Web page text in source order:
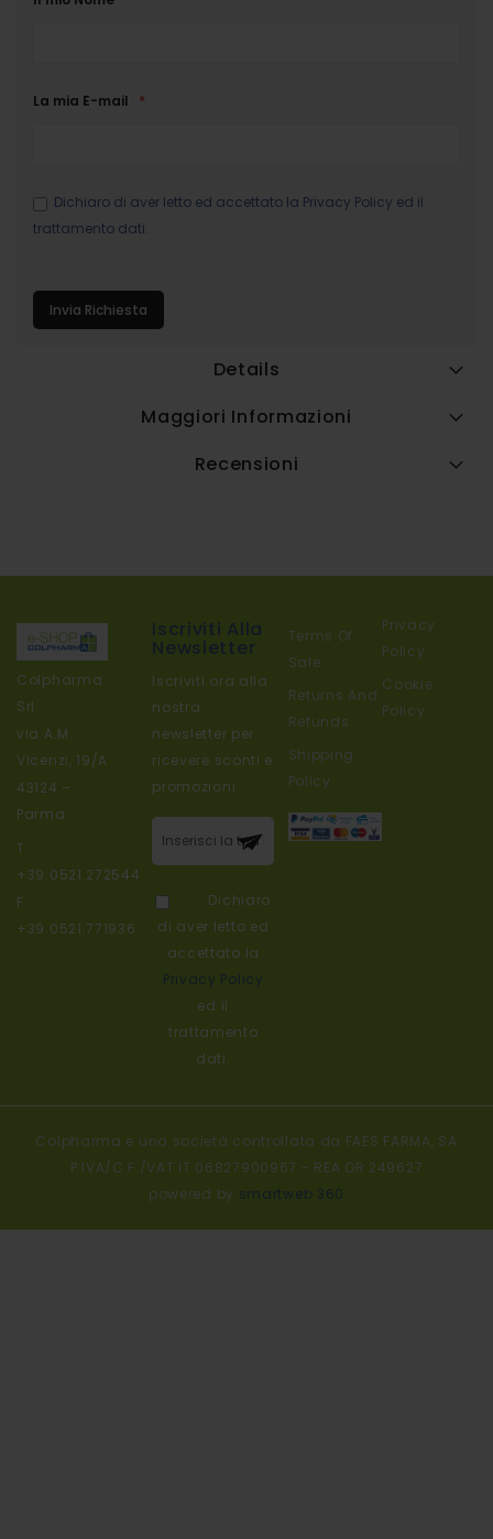
La mia E-mail
Dichiaro di aver letto ed accettato la Privacy Policy ed il
trattamento dati.
Invia Richiesta
Details
Maggiori Informazioni
Recensioni
Colpharma
Srl
via A.M.
Vicenzi, 19/A
43124 –
Parma
T.
+39.0521.272544
F:
+39.0521.771936
Iscriviti ora alla
nostra
newsletter per
ricevere sconti e
promozioni
Iscriviti alla
nostra
Dichiaro
di aver letto ed
accettato la
ed il
trattamento
dati.
Terms Of
Sale
Returns And
Refunds
Shipping
Policy
Privacy
Policy
Cookie
Policy
Colpharma e una società controllata da FAES FARMA, SA
P.IVA/C.F./VAT IT 06827900967 - REA OR 249627
powered by